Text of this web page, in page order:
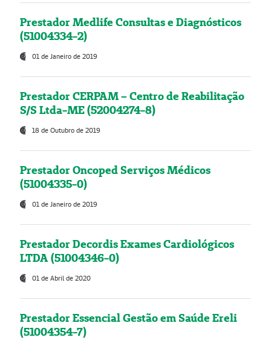
Prestador Medlife Consultas e Diagnósticos
(51004334-2)
01 de Janeiro de 2019
Prestador CERPAM – Centro de Reabilitação
S/S Ltda-ME (52004274-8)
18 de Outubro de 2019
Prestador Oncoped Serviços Médicos
(51004335-0)
01 de Janeiro de 2019
Prestador Decordis Exames Cardiológicos
LTDA (51004346-0)
01 de Abril de 2020
Prestador Essencial Gestão em Saúde Ereli
(51004354-7)